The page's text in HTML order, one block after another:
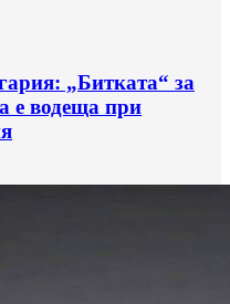
„Битката“ за
е водеща при